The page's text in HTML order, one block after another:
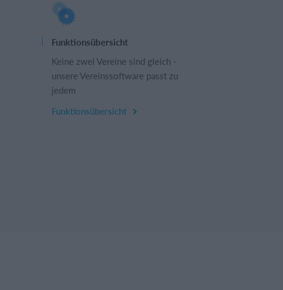
Funktionsübersicht
Keine zwei Vereine sind gleich -
unsere Vereinssoftware passt zu
jedem
Funktionsübersicht